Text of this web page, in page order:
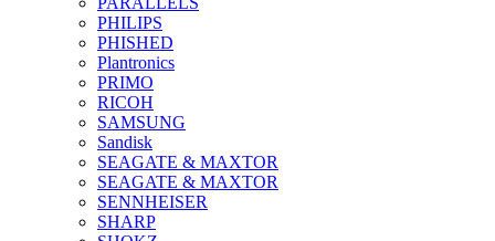
PHILIPS
PHISHED
Plantronics
PRIMO
RICOH
SAMSUNG
Sandisk
SEAGATE & MAXTOR
SEAGATE & MAXTOR
SENNHEISER
SHARP